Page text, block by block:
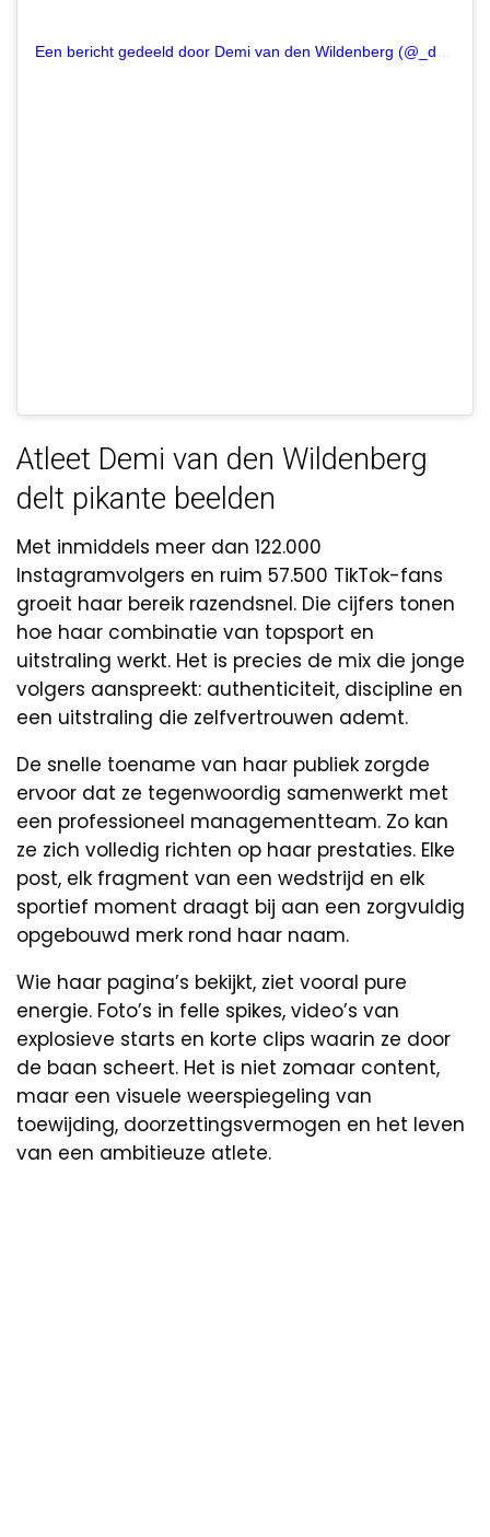
Atleet Demi van den Wildenberg
delt pikante beelden
Met inmiddels meer dan 122.000
Instagramvolgers en ruim 57.500 TikTok-fans
groeit haar bereik razendsnel. Die cijfers tonen
hoe haar combinatie van topsport en
uitstraling werkt. Het is precies de mix die jonge
volgers aanspreekt: authenticiteit, discipline en
een uitstraling die zelfvertrouwen ademt.
De snelle toename van haar publiek zorgde
ervoor dat ze tegenwoordig samenwerkt met
een professioneel managementteam. Zo kan
ze zich volledig richten op haar prestaties. Elke
post, elk fragment van een wedstrijd en elk
sportief moment draagt bij aan een zorgvuldig
opgebouwd merk rond haar naam.
Wie haar pagina’s bekijkt, ziet vooral pure
energie. Foto’s in felle spikes, video’s van
explosieve starts en korte clips waarin ze door
de baan scheert. Het is niet zomaar content,
maar een visuele weerspiegeling van
toewijding, doorzettingsvermogen en het leven
van een ambitieuze atlete.